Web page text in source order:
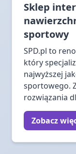
Sklep
sportowy
SPD.pl to
który
najwyższej
sportowego.
rozwiązania
Zobacz